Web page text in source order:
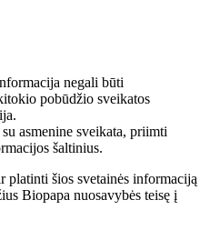
negali būti
pobūdžio sveikatos
asmenine sveikata, priimti
šaltinius.
šios svetainės informaciją
Biopapa nuosavybės teisę į